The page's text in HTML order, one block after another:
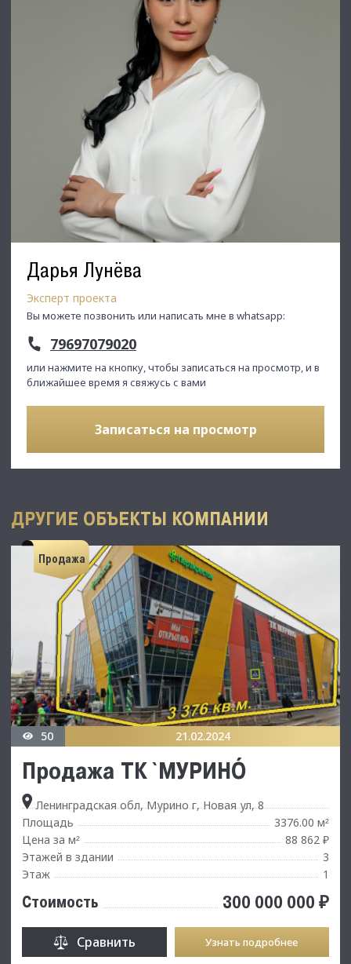
Дарья Лунёва
Эксперт проекта
Вы можете позвонить или написать мне в whatsapp:
79697079020
или нажмите на кнопку, чтобы записаться на просмотр, и в
ближайшее время я свяжусь с вами
Записаться на просмотр
Недвижимость Северо-Запада.
ДРУГИЕ ОБЪЕКТЫ КОМПАНИИ
Продажа
50 21.02.2024
Продажа ТК `МУРИНО`
Ленинградская обл, Мурино г, Новая ул, 8
Площадь
3376.00 м²
Цена за м²
88 862 ₽
Этажей в здании
3
Этаж
1
Стоимость 300 000 000 ₽
Сравнить Узнать подробнее